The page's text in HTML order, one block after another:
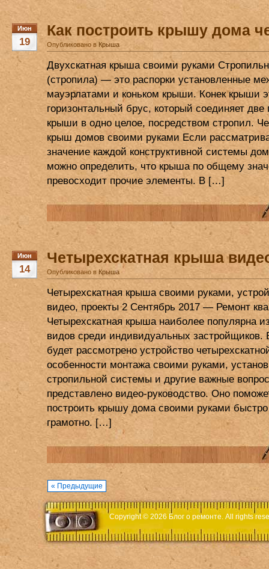
Июн
19
Как построить крышу дома
Опубликовано в Крыша
Двухскатная крыша своими руками
(стропила) — это распорки установленные
мауэрлатами и коньком крыши. Конек крыши
горизонтальный брус, который соединяет
крыши в одно целое, посредством стропил.
крыш домов своими руками Если
значение каждой конструктивной системы
можно определить, что крыша по общему
превосходит прочие элементы. В […]
Июн
14
Четырехскатная крыша
Опубликовано в Крыша
Четырехскатная крыша своими руками,
видео, проекты 2 Сентябрь 2017 — Ремонт
Четырехскатная крыша наиболее популярна
видов среди индивидуальных застройщиков.
будет рассмотрено устройство
особенности монтажа своими руками,
стропильной системы и другие важные
представлено видео-руководство. Оно
построить крышу дома своими руками
грамотно. […]
« Предыдущие
Copyright © 2026 Блог о ремонте. All rights